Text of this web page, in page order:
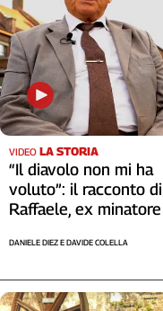
VIDEO LA STORIA
“Il diavolo non mi ha
voluto”: il racconto di
Raffaele, ex minatore
DANIELE DIEZ E DAVIDE COLELLA